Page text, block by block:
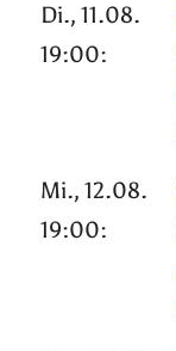
Di., 11.08.
19:00:
Mi., 12.08.
19:00: